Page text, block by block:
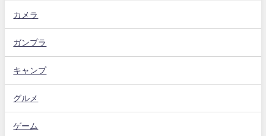
カメラ
ガンプラ
キャンプ
グルメ
ゲーム